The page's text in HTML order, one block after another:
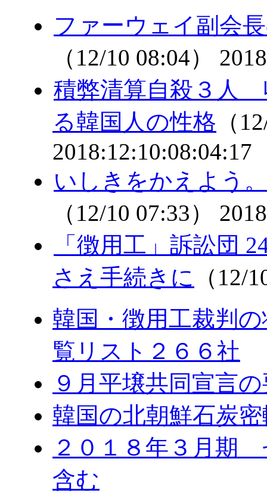
ファーウェイ副会
（12/10 08:04）
積弊清算自殺３人
る韓国人の性格 （
2018:12:10:08:04:17
いしきをかえよう
（12/10 07:33）
「徴用工」訴訟団
さえ手続きに （12/
韓国・徴用工裁判
覧リスト２６６社
９月平壌共同宣言
韓国の北朝鮮石炭
２０１８年３月期
含む